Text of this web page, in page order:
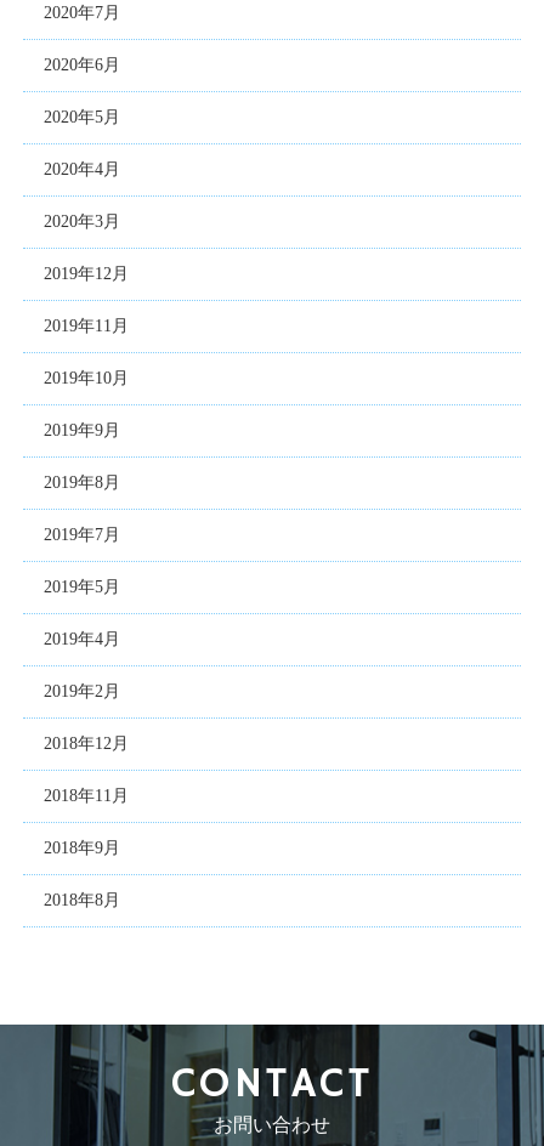
2020年7月
2020年6月
2020年5月
2020年4月
2020年3月
2019年12月
2019年11月
2019年10月
2019年9月
2019年8月
2019年7月
2019年5月
2019年4月
2019年2月
2018年12月
2018年11月
2018年9月
2018年8月
CONTACT
お問い合わせ